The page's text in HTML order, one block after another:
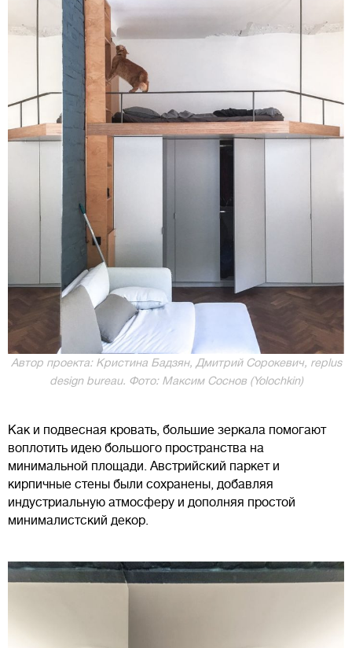
Автор проекта: Кристина Бадзян, Дмитрий Сорокевич, rеplus
design bureau. Фото: Максим Соснов (Yolochkin)
Как и подвесная кровать, большие зеркала помогают
воплотить идею большого пространства на
минимальной площади. Австрийский паркет и
кирпичные стены были сохранены, добавляя
индустриальную атмосферу и дополняя простой
минималистский декор.